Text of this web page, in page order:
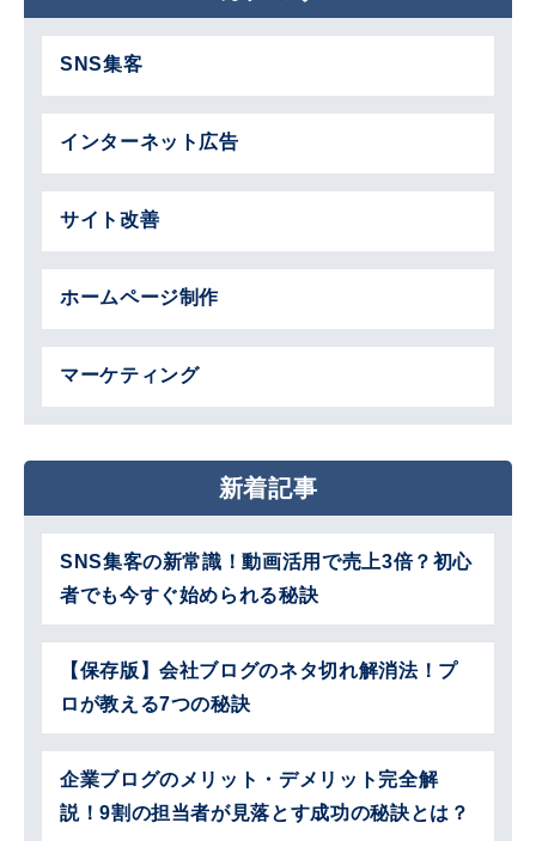
SNS集客
インターネット広告
サイト改善
ホームページ制作
マーケティング
新着記事
SNS集客の新常識！動画活用で売上3倍？初心
者でも今すぐ始められる秘訣
【保存版】会社ブログのネタ切れ解消法！プ
ロが教える7つの秘訣
企業ブログのメリット・デメリット完全解
説！9割の担当者が見落とす成功の秘訣とは？